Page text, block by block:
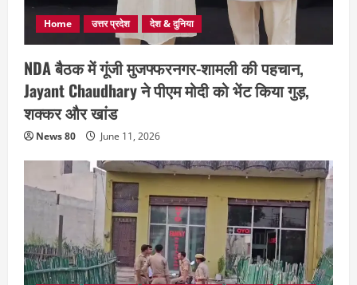
Home उत्तर प्रदेश देश & दुनिया
NDA बैठक में गूंजी मुजफ्फरनगर-शामली की पहचान,
Jayant Chaudhary ने पीएम मोदी को भेंट किया गुड़,
शक्कर और खांड
News 80 June 11, 2026